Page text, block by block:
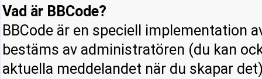
Vad är BBCode?
BBCode är en speciell implementation
bestäms av administratören (du kan
aktuella meddelandet när du skapar